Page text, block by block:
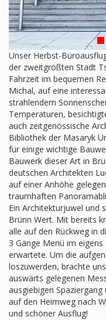
Unser Herbst-
der zweitgrößten Stadt
Fahrzeit im bequemen
Michal, auf eine
strahlendem
Temperaturen,
auch zeitgenössische
Bibliothek der Masaryk
für einige wichtige
Bauwerk dieser Art in
deutschen Architekten
auf einer Anhöhe
traumhaften
Ein Architekturjuwel und
Brünn Wert. Mit bereits
alle auf den Rückweg in
3 Gänge Menü im
erwartete. Um die
loszuwerden, brachte
auswärts gelegenen
ausgiebigen
auf den Heimweg nach
und schöner Ausflug!